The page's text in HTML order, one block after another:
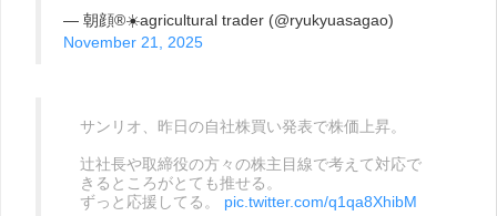
— 朝顔®︎☀️agricultural trader (@ryukyuasagao)
November 21, 2025
サンリオ、昨日の自社株買い発表で株価上昇。
辻社長や取締役の方々の株主目線で考えて対応で
きるところがとても推せる。
ずっと応援してる。 pic.twitter.com/q1qa8XhibM